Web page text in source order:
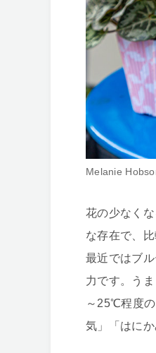
Melanie
花の少なく
な存在で、
最近ではブ
力です。う
～25℃程度
気」「はにか